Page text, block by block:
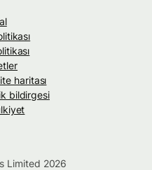
haritası
bildirgesi
Limited 2026